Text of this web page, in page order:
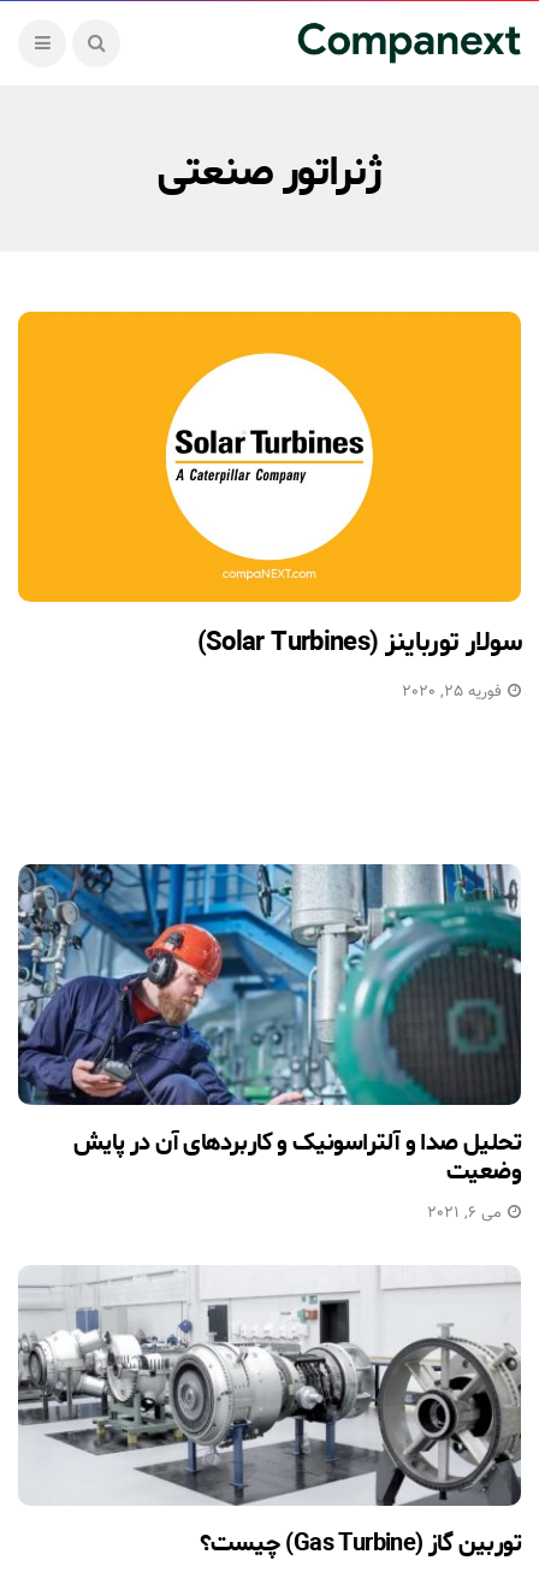
ژنراتور صنعتی
سولار تورباینز (Solar Turbines)
فوریه 25, 2020
تحلیل صدا و آلتراسونیک و کاربردهای آن در پایش
وضعیت
می 6, 2021
توربین گاز (Gas Turbine) چیست؟